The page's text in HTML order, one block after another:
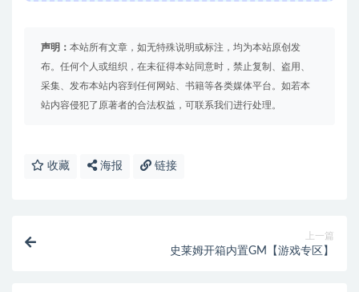
声明： 本站所有文章，如无特殊说明或标注，均为本站原创发
布。任何个人或组织，在未征得本站同意时，禁止复制、盗用、
采集、发布本站内容到任何网站、书籍等各类媒体平台。如若本
站内容侵犯了原著者的合法权益，可联系我们进行处理。
收藏 海报 链接
上一篇
史莱姆开箱内置GM【游戏专区】